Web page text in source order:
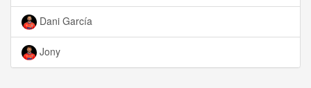
Dani García
Jony